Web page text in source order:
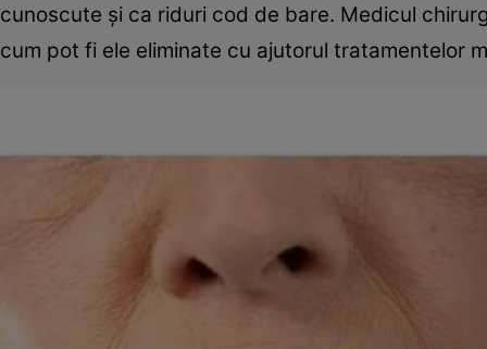
cunoscute şi ca riduri cod de bare. Medicul
cum pot fi ele eliminate cu ajutorul tratamentelor